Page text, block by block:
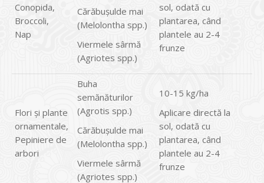
Conopida,
Broccoli,
Nap
Cărăbuşulde mai
(Melolontha spp.)
Viermele sârmă
(Agriotes spp.)
sol, odată cu
plantarea, când
plantele au 2-4
frunze
Flori şi plante
ornamentale,
Pepiniere de
arbori
Buha
semănăturilor
(Agrotis spp.)
Cărăbuşulde mai
(Melolontha spp.)
Viermele sârmă
(Agriotes spp.)
10-15 kg/ha
Aplicare directă la
sol, odată cu
plantarea, când
plantele au 2-4
frunze